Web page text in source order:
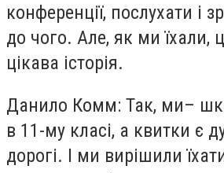
конференції, послухати і
до чого. Але, як ми їхали,
цікава історія.
Данило Комм: Так, ми–
в 11-му класі, а квитки є
дорогі. І ми вирішили